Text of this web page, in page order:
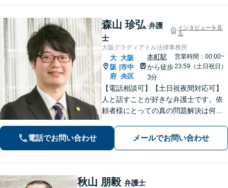
森山 珍弘 弁護
士
インタビューを見
る
大阪グラディアトル法律事務所
大
阪
府
大阪
市中
央区
本町駅
から徒歩
3分
営業時間：00:00~
23:59（土日祝日）
【電話相談可】【土日祝夜間対応可】
人と話すことが好きな弁護士です。依
頼者様にとっての真の問題解決は何
な対応を心がけます。離婚・刑事事
件・相続など何でもご相談ください。
電話でお問い合わせ メールでお問い合わせ
秋山 朋毅 弁護士